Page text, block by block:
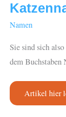
Namen
Sie sind sich
dem Buchstaben
mit
Artikel hier